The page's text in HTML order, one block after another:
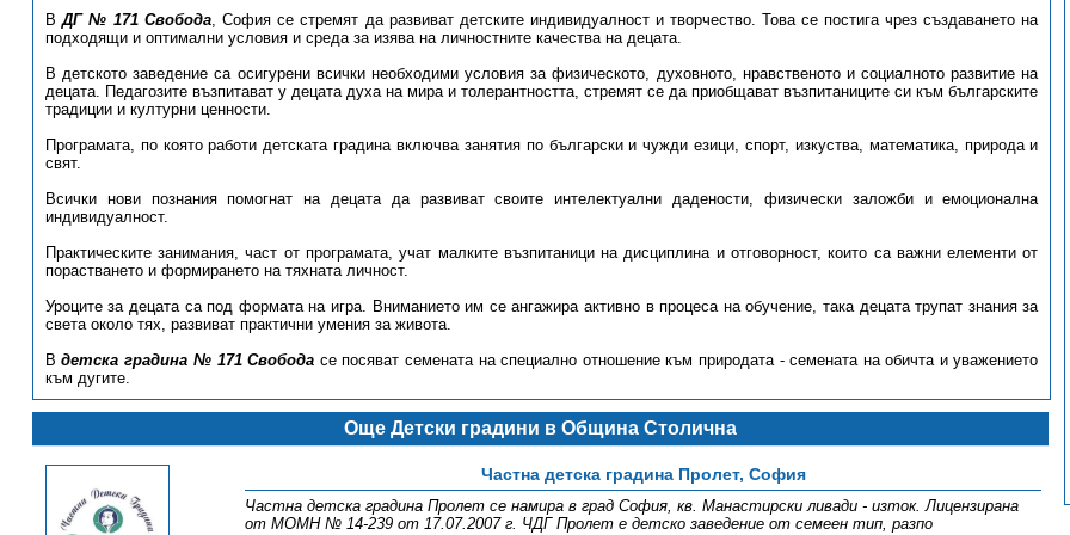
ВДГ № 171 Свобода, София се стремят да развиват детските индивидуалност и творчество. Това се постига чрез създаването на
подходящи и оптимални условия и среда за изява на личностните качества на децата.
В детското заведение са осигурени всички необходими условия за физическото, духовното, нравственото и социалното развитие на
децата. Педагозите възпитават у децата духа на мира и толерантността, стремят се да приобщават възпитаниците си към българските
традиции и културни ценности.
Програмата, по която работи детската градина включва занятия по български и чужди езици, спорт, изкуства, математика, природа и
свят.
Всички нови познания помогнат на децата да развиват своите интелектуални дадености, физически заложби и емоционална
индивидуалност.
Практическите занимания, част от програмата, учат малките възпитаници на дисциплина и отговорност, които са важни елементи от
порастването и формирането на тяхната личност.
Уроците за децата са под формата на игра. Вниманието им се ангажира активно в процеса на обучение, така децата трупат знания за
света около тях, развиват практични умения за живота.
В детска градина № 171 Свобода се посяват семената на специално отношение към природата - семената на обичта и уважението
към дугите.
Още Детски градини в Община Столична
Частна детска градина Пролет, София
Частна детска градина Пролет се намира в град София, кв. Манастирски ливади - изток. Лицензирана
от МОМН № 14-239 от 17.07.2007 г. ЧДГ Пролет е детско заведение от семеен тип, разпо